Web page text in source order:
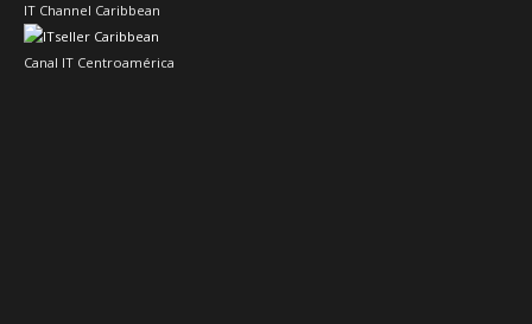
IT Channel Caribbean
Canal IT Centroamérica